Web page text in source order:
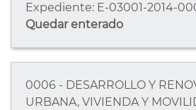
Expediente: E-03001-2014-
Quedar enterado
0006 - DESARROLLO Y
URBANA, VIVIENDA Y